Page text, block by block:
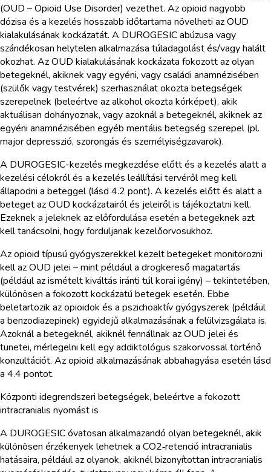
(OUD – Opioid Use Disorder) vezethet. Az opioid nagyobb
dózisa és a kezelés hosszabb időtartama növelheti az OUD
kialakulásának kockázatát. A DUROGESIC abúzusa vagy
szándékosan helytelen alkalmazása túladagolást és/vagy halált
okozhat. Az OUD kialakulásának kockázata fokozott az olyan
betegeknél, akiknek vagy egyéni, vagy családi anamnézisében
(szülők vagy testvérek) szerhasználat okozta betegségek
szerepelnek (beleértve az alkohol okozta kórképet), akik
aktuálisan dohányoznak, vagy azoknál a betegeknél, akiknek az
egyéni anamnézisében egyéb mentális betegség szerepel (pl.
major depresszió, szorongás és személyiségzavarok).
A DUROGESIC-kezelés megkezdése előtt és a kezelés alatt a
kezelési célokról és a kezelés leállítási tervéről meg kell
állapodni a beteggel (lásd 4.2 pont). A kezelés előtt és alatt a
beteget az OUD kockázatairól és jeleiről is tájékoztatni kell.
Ezeknek a jeleknek az előfordulása esetén a betegeknek azt
kell tanácsolni, hogy forduljanak kezelőorvosukhoz.
Az opioid típusú gyógyszerekkel kezelt betegeket monitorozni
kell az OUD jelei – mint például a drogkereső magatartás
(például az ismételt kiváltás iránti túl korai igény) – tekintetében,
különösen a fokozott kockázatú betegek esetén. Ebbe
beletartozik az opioidok és a pszichoaktív gyógyszerek (például
a benzodiazepinek) egyidejű alkalmazásának a felülvizsgálata is.
Azoknál a betegeknél, akiknél fennállnak az OUD jelei és
tünetei, mérlegelni kell egy addiktológus szakorvossal történő
konzultációt. Az opioid alkalmazásának abbahagyása esetén lásd
a 4.4 pontot.
Központi idegrendszeri betegségek, beleértve a fokozott
intracranialis nyomást is
A DUROGESIC óvatosan alkalmazandó olyan betegeknél, akik
különösen érzékenyek lehetnek a CO2‑retenció intracranialis
hatásaira, például az olyanok, akiknél bizonyítottan intracranialis